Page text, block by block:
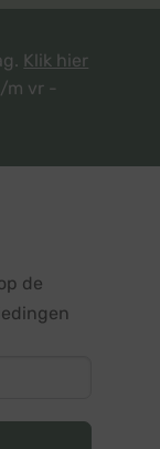
Klik hier
m vr -
de